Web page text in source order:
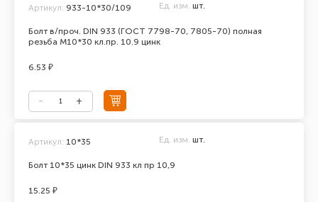
Болт в/проч. DIN 933 (ГОСТ 7798-70, 7805-70) полная
резьба М10*30 кл.пр. 10.9 цинк
Артикул: 933-10*30/109 Ед. изм. шт.
6.53 ₽
Болт 10*35 цинк DIN 933 кл пр 10,9
Артикул: 10*35 Ед. изм. шт.
15.25 ₽